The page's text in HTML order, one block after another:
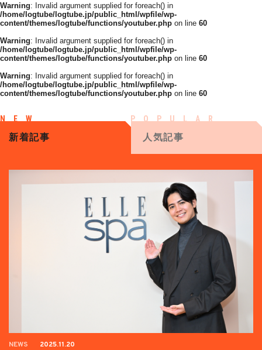
Warning: Invalid argument supplied for foreach() in
/home/logtube/logtube.jp/public_html/wpfile/wp-
content/themes/logtube/functions/youtuber.php on line 60
Warning: Invalid argument supplied for foreach() in
/home/logtube/logtube.jp/public_html/wpfile/wp-
content/themes/logtube/functions/youtuber.php on line 60
Warning: Invalid argument supplied for foreach() in
/home/logtube/logtube.jp/public_html/wpfile/wp-
content/themes/logtube/functions/youtuber.php on line 60
新着記事 人気記事
NEWS 2025.11.20